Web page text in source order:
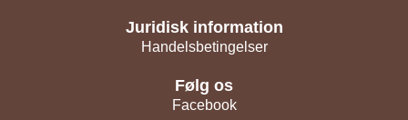
Juridisk information
Handelsbetingelser
Følg os
Facebook